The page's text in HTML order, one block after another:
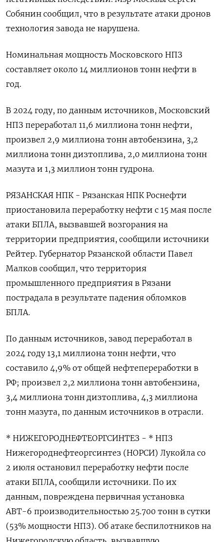
Собянин сообщил, что в результате атаки дронов
технология завода не нарушена.
Номинальная мощность Московского НПЗ
составляет около 14 миллионов тонн нефти в
год.
В 2024 ‌году, по данным источников, Московский
НПЗ переработал 11,6 миллиона тонн нефти,
произвел 2,9 миллиона тонн автобензина, 3,2
миллиона тонн дизтоплива, 2,0 миллиона тонн
мазута и 1,3 миллион тонн гудрона.
РЯЗАНСКАЯ НПК - Рязанская НПК Роснефти
приостановила переработку нефти с 15 мая после
атаки БПЛА, вызвавшей возгорания на
территории предприятия, сообщили источники
Рейтер. Губернатор Рязанской области Павел
Малков сообщил, что территория
промышленного предприятия в Рязани
пострадала в результате падения обломков
БПЛА.
По данным источников, завод переработал в
2024 году 13,1 миллиона тонн нефти, что
составило 4,9% от общей нефтепереработки в
РФ; произвел 2,2 миллиона тонн автобензина,
3,4 миллиона тонн дизтоплива, 4,3 миллиона
тонн мазута, по данным источников в отрасли.
* НИЖЕГОРОДНЕФТЕОРГСИНТЕЗ - * НПЗ
Нижегороднефтеоргсинтез (НОРСИ) Лукойла со
2 июля остановил переработку нефти после
атаки БПЛА, сообщили источники. По их
данным, повреждена первичная установка
АВТ-6 производительностью 25.700 тонн в сутки
(53% мощности НПЗ). Об атаке беспилотников на